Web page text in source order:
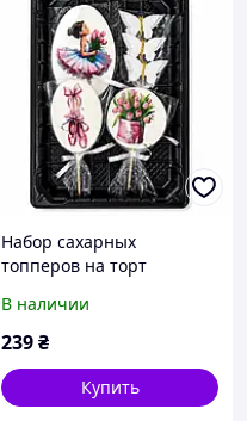
Набор сахарных
топперов на торт
В наличии
239₴
Купить